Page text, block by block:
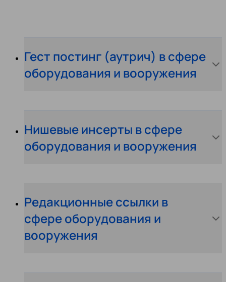
Гест постинг (аутрич) в сфере
оборудования и вооружения
Нишевые инсерты в сфере
оборудования и вооружения
Редакционные ссылки в
сфере оборудования и
вооружения